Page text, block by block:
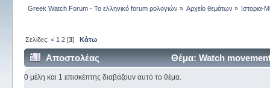
Greek Watch Forum - Το ελληνικό forum ρολογιών » Αρχείο θεμάτων » Ιστορια-
Σελίδες: < 1 2[3] Κάτω
Αποστολέας Θέμα: Watch
0 μέλη και 1 επισκέπτης διαβάζουν αυτό το θέμα.